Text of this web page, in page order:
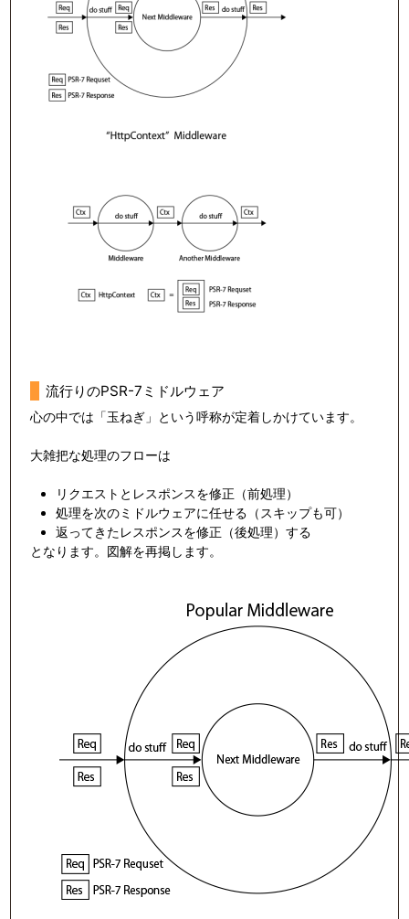
流行りのPSR-7ミドルウェア
心の中では「玉ねぎ」という呼称が定着しかけています。
大雑把な処理のフローは
リクエストとレスポンスを修正（前処理）
処理を次のミドルウェアに任せる（スキップも可）
返ってきたレスポンスを修正（後処理）する
となります。図解を再掲します。